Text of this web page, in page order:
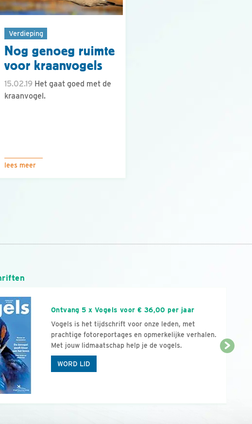
Verdieping
Nog genoeg ruimte
voor kraanvogels
15.02.19 Het gaat goed met de
kraanvogel.
lees meer
Ontvang 5 x Vogels voor € 36,00 per jaar
Vogels is het tijdschrift voor onze leden, met
prachtige fotoreportages en opmerkelijke verhalen.
Met jouw lidmaatschap help je de vogels.
WORD LID